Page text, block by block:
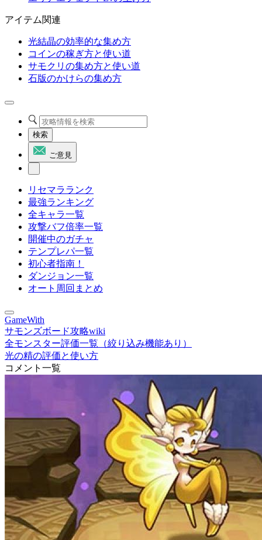
アイテム関連
光結晶の効率的な集め方
コインの稼ぎ方と使い道
サモクリの集め方と使い道
石版のかけらの集め方
検索
ご意見
リセマラランク
最強ランキング
全キャラ一覧
攻撃バフ倍率一覧
開催中のガチャ
テンプレパ一覧
初心者指南！
ダンジョン一覧
オート周回まとめ
GameWith
サモンズボード攻略wiki
全モンスター評価一覧（絞り込み機能あり）
光の精の評価と使い方
コメント一覧